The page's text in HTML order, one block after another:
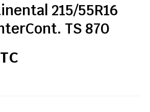
215/55R16
TS 870